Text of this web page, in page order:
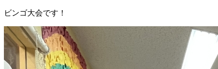
ビンゴ大会です！